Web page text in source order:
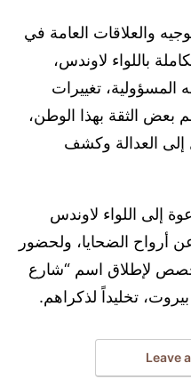
والعلاقات العامة في
باللواء لاوندس،
المسؤولية، تغييرات
بعض الثقة بهذا الوطن،
العدالة وكشف
إلى اللواء لاوندس
أرواح الضحايا، ولحضور
لإطلاق اسم “شارع
Leave